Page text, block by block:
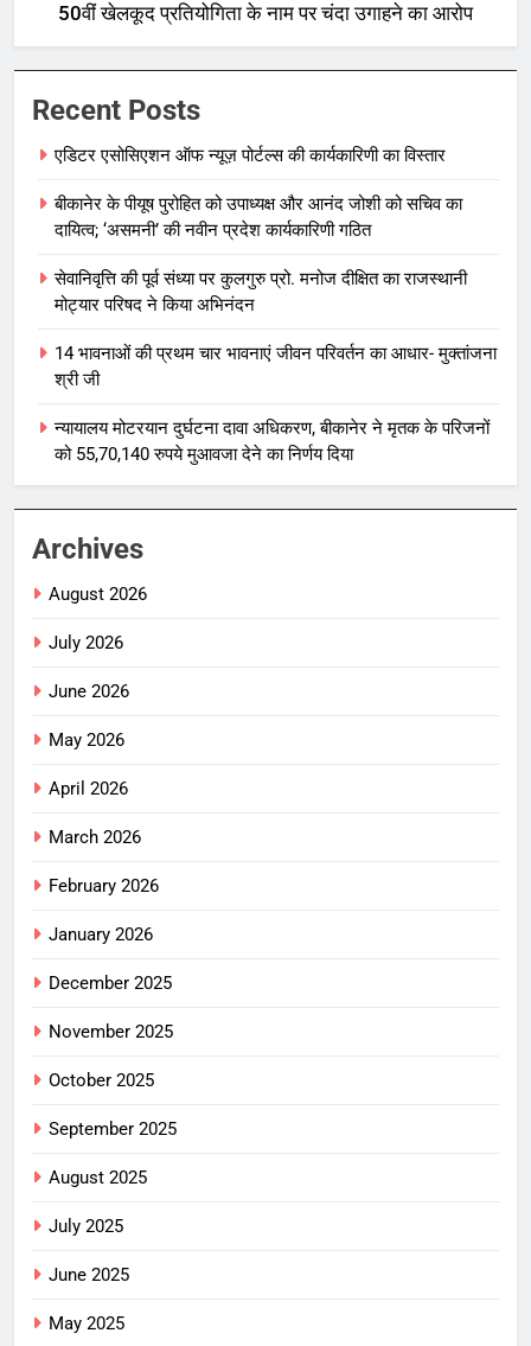
50वीं खेलकूद प्रतियोगिता के नाम पर चंदा उगाहने का आरोप
Recent Posts
एडिटर एसोसिएशन ऑफ न्यूज़ पोर्टल्स की कार्यकारिणी का विस्तार
बीकानेर के पीयूष पुरोहित को उपाध्यक्ष और आनंद जोशी को सचिव का
दायित्व; ‘असमनी’ की नवीन प्रदेश कार्यकारिणी गठित
सेवानिवृत्ति की पूर्व संध्या पर कुलगुरु प्रो. मनोज दीक्षित का राजस्थानी
मोट्यार परिषद ने किया अभिनंदन
14 भावनाओं की प्रथम चार भावनाएं जीवन परिवर्तन का आधार- मुक्तांजना
श्री जी
न्यायालय मोटरयान दुर्घटना दावा अधिकरण, बीकानेर ने मृतक के परिजनों
को 55,70,140 रुपये मुआवजा देने का निर्णय दिया
Archives
August 2026
July 2026
June 2026
May 2026
April 2026
March 2026
February 2026
January 2026
December 2025
November 2025
October 2025
September 2025
August 2025
July 2025
June 2025
May 2025